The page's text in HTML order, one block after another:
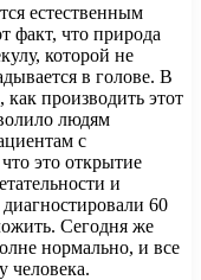
естественным
факт, что природа
которой не
в голове. В
производить этот
людям
с
это открытие
и
60
Сегодня же
нормально, и все
человека.